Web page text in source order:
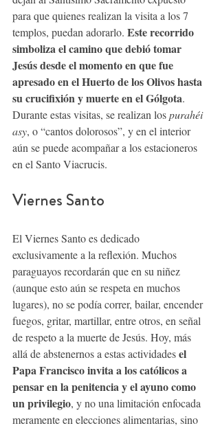
para que quienes realizan la visita a los 7
templos, puedan adorarlo. Este recorrido
simboliza el camino que debió tomar
Jesús desde el momento en que fue
apresado en el Huerto de los Olivos hasta
su crucifixión y muerte en el Gólgota.
Durante estas visitas, se realizan los purahéi
asy, o “cantos dolorosos”, y en el interior
aún se puede acompañar a los estacioneros
en el Santo Viacrucis.
Viernes Santo
El Viernes Santo es dedicado
exclusivamente a la reflexión. Muchos
paraguayos recordarán que en su niñez
(aunque esto aún se respeta en muchos
lugares), no se podía correr, bailar, encender
fuegos, gritar, martillar, entre otros, en señal
de respeto a la muerte de Jesús. Hoy, más
allá de abstenernos a estas actividades el
Papa Francisco invita a los católicos a
pensar en la penitencia y el ayuno como
un privilegio, y no una limitación enfocada
meramente en elecciones alimentarias, sino